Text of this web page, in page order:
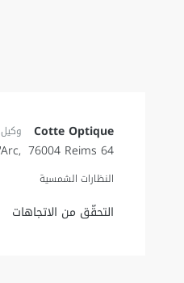
Cotte Optique وكيل Dior
64 Rue Jeanne D\'Arc
76004 Reims
النظارات الشمسية
التحقّق من الاتجاهات